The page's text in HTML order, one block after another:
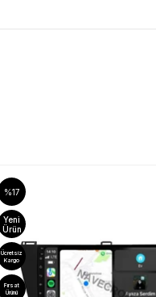
%17
Yeni
Ürün
Ücretsiz
Kargo
Fırsat
Ürünü